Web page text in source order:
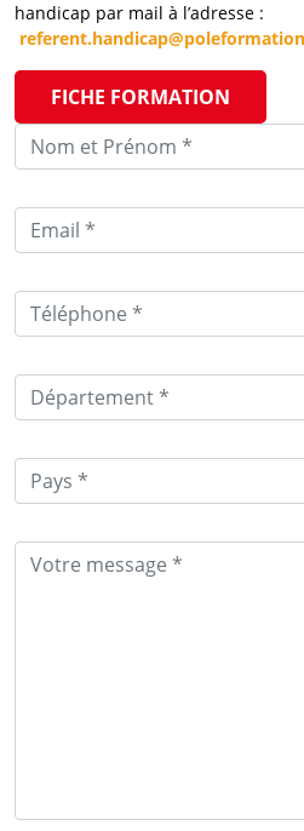
handicap par mail à l’adresse :
FICHE FORMATION